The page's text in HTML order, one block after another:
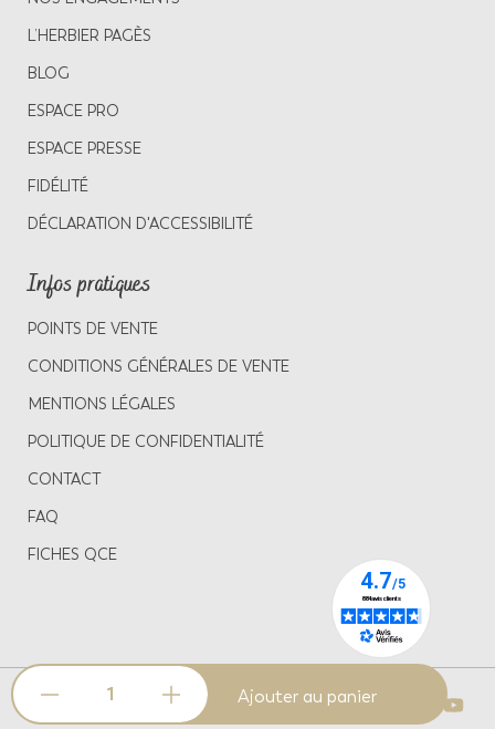
Quantité
Ajouter au panier
L’HERBIER PAGÈS
BLOG
ESPACE PRO
ESPACE PRESSE
FIDÉLITÉ
DÉCLARATION D'ACCESSIBILITÉ
Infos pratiques
POINTS DE VENTE
CONDITIONS GÉNÉRALES DE VENTE
MENTIONS LÉGALES
POLITIQUE DE CONFIDENTIALITÉ
CONTACT
FAQ
FICHES QCE
Pagès 2022 ®